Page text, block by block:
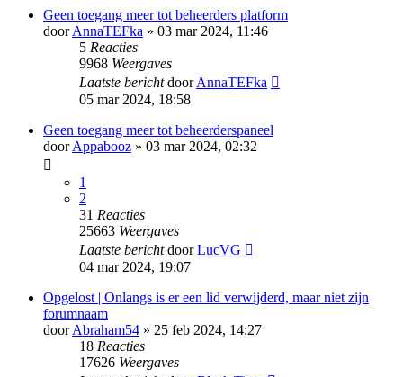
Geen toegang meer tot beheerders platform
doorAnnaTEFka » 03 mar 2024, 11:46
5 Reacties
9968 Weergaves
Laatste berichtdoorAnnaTEFka
05 mar 2024, 18:58
Geen toegang meer tot beheerderspaneel
doorAppabooz » 03 mar 2024, 02:32
1
2
31 Reacties
25663 Weergaves
Laatste berichtdoorLucVG
04 mar 2024, 19:07
Opgelost | Onlangs is er een lid verwijderd, maar niet zijn
forumnaam
doorAbraham54 » 25 feb 2024, 14:27
18 Reacties
17626 Weergaves